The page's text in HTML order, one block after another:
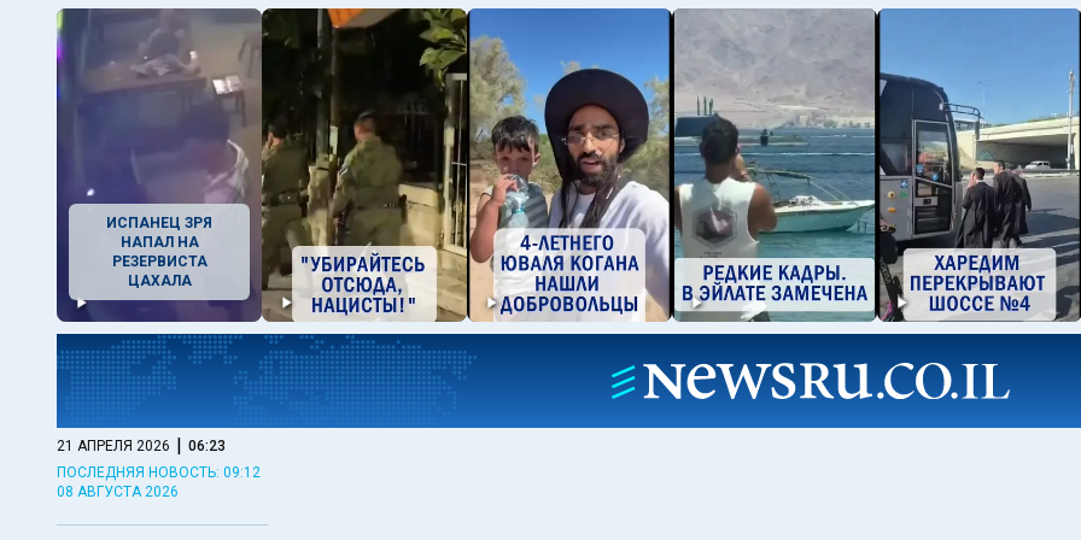
ИСПАНЕЦ ЗРЯ
НАПАЛ НА
РЕЗЕРВИСТА
ЦАХАЛА
21 АПРЕЛЯ 2026 | 06:23
ПОСЛЕДНЯЯ НОВОСТЬ: 09:12
08 АВГУСТА 2026